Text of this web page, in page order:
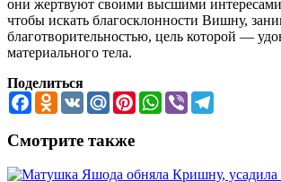
они жертвуют своими высшими интересами
чтобы искать благосклонности Вишну,
благотворительностью, цель которой —
материального тела.
Поделиться
FacebookOdnoklassniki
VK Mail.RuPinterestWhatsApp
Viber
Смотрите также